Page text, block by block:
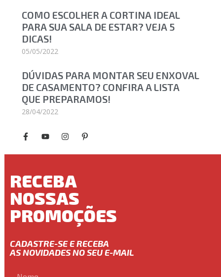
COMO ESCOLHER A CORTINA IDEAL
PARA SUA SALA DE ESTAR? VEJA 5
DICAS!
05/05/2022
DÚVIDAS PARA MONTAR SEU ENXOVAL
DE CASAMENTO? CONFIRA A LISTA
QUE PREPARAMOS!
28/04/2022
RECEBA
NOSSAS
PROMOÇÕES
CADASTRE-SE E RECEBA
AS NOVIDADES NO SEU E-MAIL